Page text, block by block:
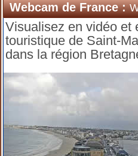
Webcam de France :
Malo
Visualisez en vidéo et
touristique de Saint-
dans la région